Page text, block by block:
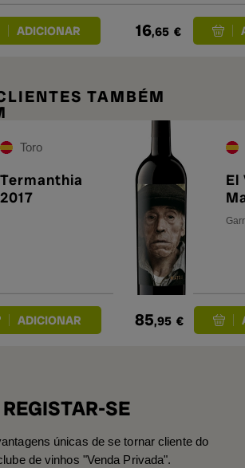
16,65 €
TAMBÉM
Toro
Termanthia
2017
El
85,95 €
REGISTAR-SE
únicas de se tornar cliente do
de vinhos "Venda Privada".